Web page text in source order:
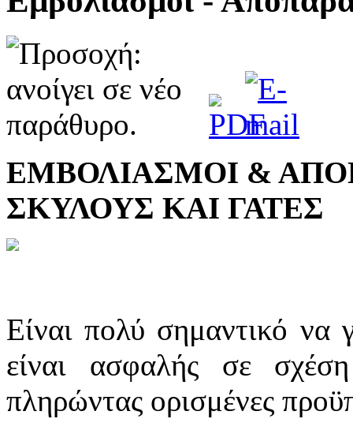
ΕΜΒΟΛΙΑΣΜΟΙ &
ΣΚΥΛΟΥΣ ΚΑΙ ΓΑΤΕΣ
Είναι πολύ σημαντικό να
είναι ασφαλής σε
πληρώντας ορισμένες